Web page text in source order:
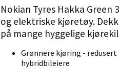
Nokian Tyres Hakka
og elektriske kjøretøy.
på mange hyggelige
Grønnere kjøring -
hybridbileiere